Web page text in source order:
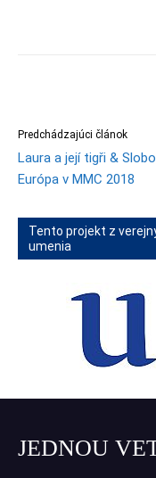
Predchádzajúci článok
Laura a její tigři &
Európa v MMC 2018
Tento projekt z
umenia
JEDNOU